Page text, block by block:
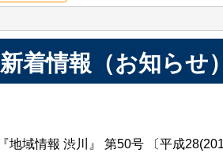
新着情報（お知らせ）
『地域情報 渋川』 第50号 〔平成